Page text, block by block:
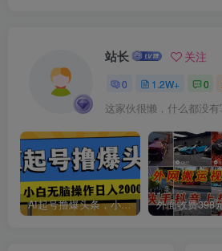
站长 关注
0 1.2W+ 0
这家伙很懒，什么都没有
AI起号撸爆头条，小白也能操作，日入2000+